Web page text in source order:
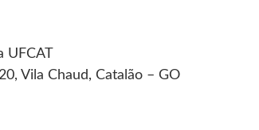
UFCAT
Vila Chaud, Catalão – GO